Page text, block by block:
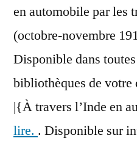
en automobile par les
(octobre-novembre
Disponible dans
bibliothèques de votre
|{À travers l’Inde en
lire. . Disponible sur